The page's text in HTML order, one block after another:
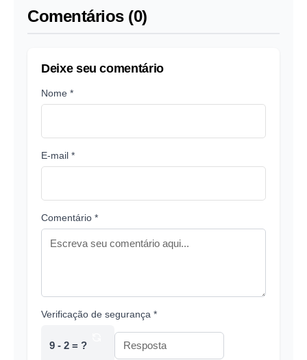
Comentários (0)
Deixe seu comentário
Nome *
E-mail *
Comentário *
Verificação de segurança *
9 - 2 = ?